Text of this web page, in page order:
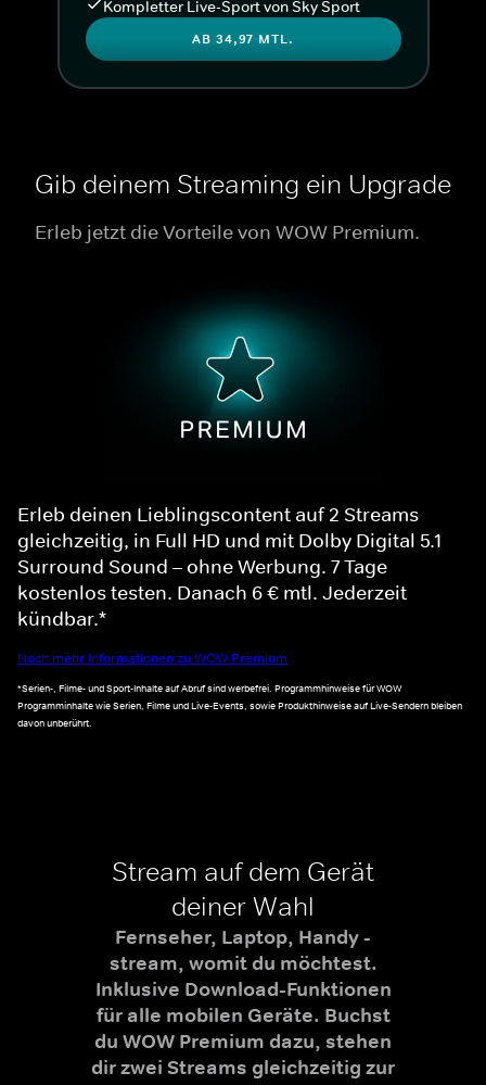
Kompletter Live-Sport von Sky Sport
AB 34,97 MTL.
Gib deinem Streaming ein Upgrade
Erleb jetzt die Vorteile von WOW Premium.
Erleb deinen Lieblingscontent auf 2 Streams
gleichzeitig, in Full HD und mit Dolby Digital 5.1
Surround Sound – ohne Werbung. 7 Tage
kostenlos testen. Danach 6 € mtl. Jederzeit
kündbar.*
Noch mehr Informationen zu WOW Premium
*Serien-, Filme- und Sport-Inhalte auf Abruf sind werbefrei. Programmhinweise für WOW
Programminhalte wie Serien, Filme und Live-Events, sowie Produkthinweise auf Live-Sendern bleiben
davon unberührt.
Stream auf dem Gerät
deiner Wahl
Fernseher, Laptop, Handy -
stream, womit du möchtest.
Inklusive Download-Funktionen
für alle mobilen Geräte. Buchst
du WOW Premium dazu, stehen
dir zwei Streams gleichzeitig zur